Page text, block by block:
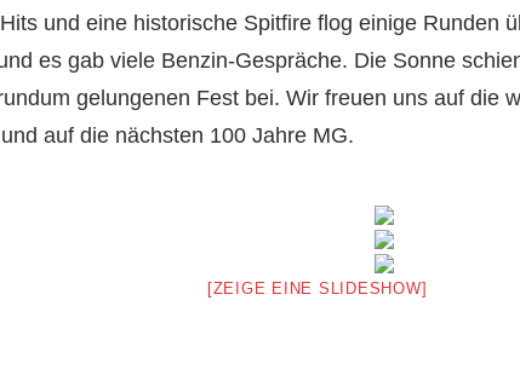
und eine historische Spitfire flog einige Runden
es gab viele Benzin-Gespräche. Die Sonne
gelungenen Fest bei. Wir freuen uns auf die
auf die nächsten 100 Jahre MG.
[ZEIGE EINE SLIDESHOW]